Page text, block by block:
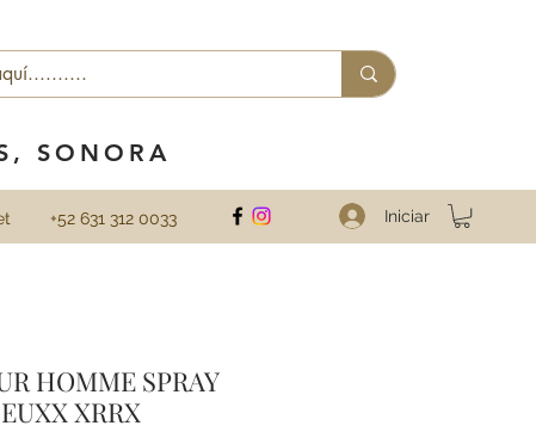
SONORA
+52 631 312 0033 Iniciar
HOMME SPRAY
XRRX